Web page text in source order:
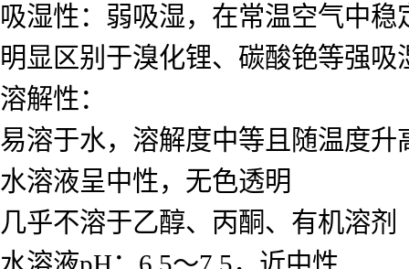
吸湿性：弱吸湿，在常温空气中稳
明显区别于溴化锂、碳酸铯等强吸
溶解性：
易溶于水，溶解度中等且随温度
水溶液呈中性，无色透明
几乎不溶于乙醇、丙酮、有机溶剂